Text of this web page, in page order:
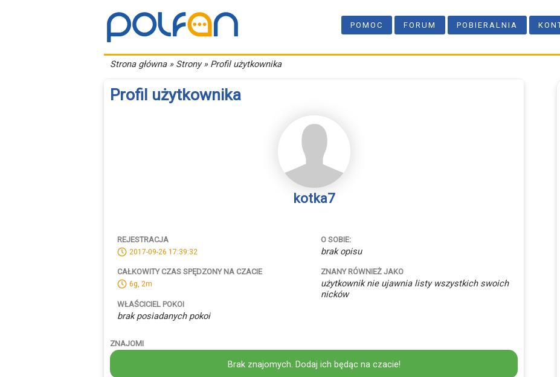
POMOC FORUM POBIERALNIA
Strona główna» Strony » Profil użytkownika
Profil użytkownika
kotka7
REJESTRACJA
2017-09-26 17:39:32
CAŁKOWITY CZAS SPĘDZONY NA CZACIE
6g, 2m
WŁAŚCICIEL POKOI
brak posiadanych pokoi
O SOBIE:
brak opisu
ZNANY RÓWNIEŻ JAKO
użytkownik nie ujawnia listy wszystkich swoich
nicków
ZNAJOMI
Brak znajomych. Dodaj ich będąc na czacie!